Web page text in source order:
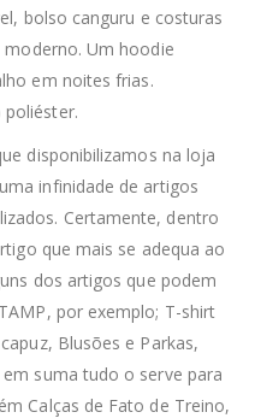
bolso canguru e costuras
moderno. Um hoodie
em noites frias.
poliéster.
disponibilizamos na loja
infinidade de artigos
Certamente, dentro
que mais se adequa ao
dos artigos que podem
por exemplo; T-shirt
Blusões e Parkas,
suma tudo o serve para
Calças de Fato de Treino,